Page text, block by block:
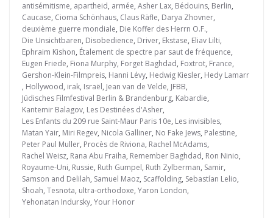
antisémitisme, apartheid, armée, Asher Lax, Bédouins, Berlin,
Caucase, Cioma Schönhaus, Claus Räfle, Darya Zhovner,
deuxième guerre mondiale, Die Koffer des Herrn O.F.,
Die Unsichtbaren, Disobedience, Driver, Ekstase, Eliav Lilti,
Ephraim Kishon, Étalement de spectre par saut de fréquence,
Eugen Friede, Fiona Murphy, Forget Baghdad, Foxtrot, France,
Gershon-Klein-Filmpreis, Hanni Lévy, Hedwig Kiesler, Hedy Lamarr
, Hollywood, irak, Israël, Jean van de Velde, JFBB,
Jüdisches Filmfestival Berlin & Brandenburg, Kabardie,
Kantemir Balagov, Les Destinées d'Asher,
Les Enfants du 209 rue Saint-Maur Paris 10e, Les invisibles,
Matan Yair, Miri Regev, Nicola Galliner, No Fake Jews, Palestine,
Peter Paul Muller, Procès de Riviona, Rachel McAdams,
Rachel Weisz, Rana Abu Fraiha, Remember Baghdad, Ron Ninio,
Royaume-Uni, Russie, Ruth Gumpel, Ruth Zylberman, Samir,
Samson and Delilah, Samuel Maoz, Scaffolding, Sebastían Lelio,
Shoah, Tesnota, ultra-orthodoxe, Yaron London,
Yehonatan Indursky, Your Honor